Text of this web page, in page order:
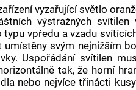
vyzařující světlo
výstražných svítilen
typu vpředu a vzadu
svým nejnižším
Uspořádání svítilen
tak, že horní
nebo nejvíce třinácti